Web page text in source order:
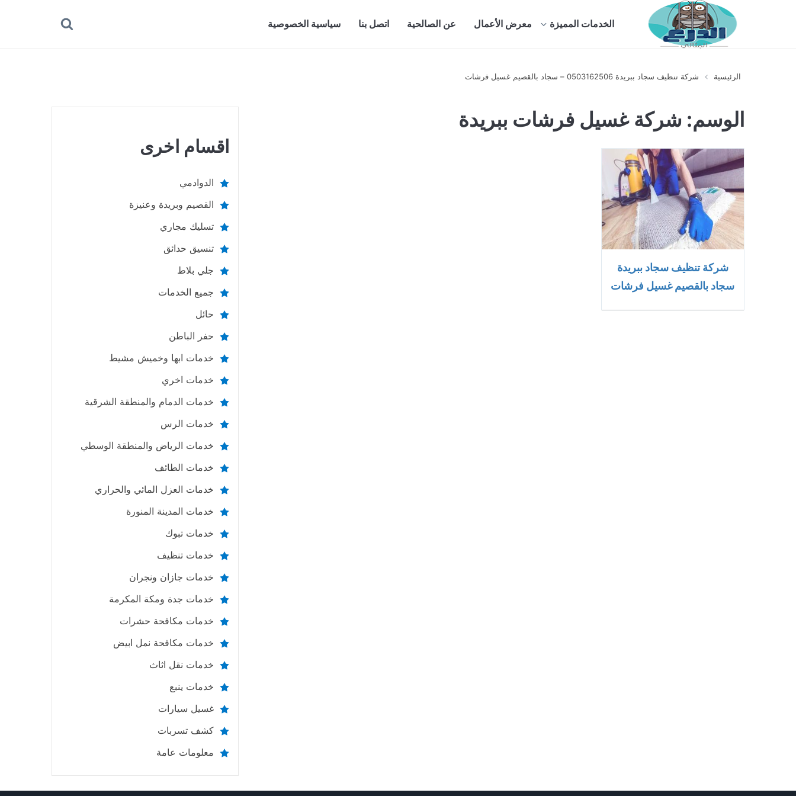
الخدمات المميزة معرض الأعمال عن الصالحية اتصل بنا سياسية الخصوصية
الرئيسية شركة تنظيف سجاد ببريدة 0503162506 – سجاد بالقصيم غسيل فرشات
الوسم: شركة غسيل فرشات ببريدة
شركة تنظيف سجاد ببريدة
سجاد بالقصيم غسيل فرشات
اقسام اخرى
الدوادمي
القصيم وبريدة وعنيزة
تسليك مجاري
تنسيق حدائق
جلي بلاط
جميع الخدمات
حائل
حفر الباطن
خدمات ابها وخميش مشيط
خدمات اخري
خدمات الدمام والمنطقة الشرقية
خدمات الرس
خدمات الرياض والمنطقة الوسطي
خدمات الطائف
خدمات العزل المائي والحراري
خدمات المدينة المنورة
خدمات تبوك
خدمات تنظيف
خدمات جازان ونجران
خدمات جدة ومكة المكرمة
خدمات مكافحة حشرات
خدمات مكافحة نمل ابيض
خدمات نقل اثاث
خدمات ينبع
غسيل سيارات
كشف تسربات
معلومات عامة